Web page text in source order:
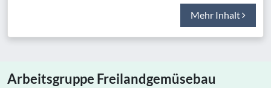
Mehr Inhalt
Arbeitsgruppe Freilandgemüsebau